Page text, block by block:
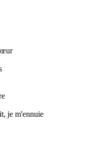
je m'ennuie